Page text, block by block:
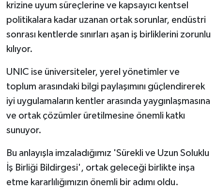
krizine uyum süreçlerine ve kapsayıcı kentsel
politikalara kadar uzanan ortak sorunlar, endüstri
sonrası kentlerde sınırları aşan iş birliklerini zorunlu
kılıyor.
UNIC ise üniversiteler, yerel yönetimler ve
toplum arasındaki bilgi paylaşımını güçlendirerek
iyi uygulamaların kentler arasında yaygınlaşmasına
ve ortak çözümler üretilmesine önemli katkı
sunuyor.
Bu anlayışla imzaladığımız 'Sürekli ve Uzun Soluklu
İş Birliği Bildirgesi', ortak geleceği birlikte inşa
etme kararlılığımızın önemli bir adımı oldu.